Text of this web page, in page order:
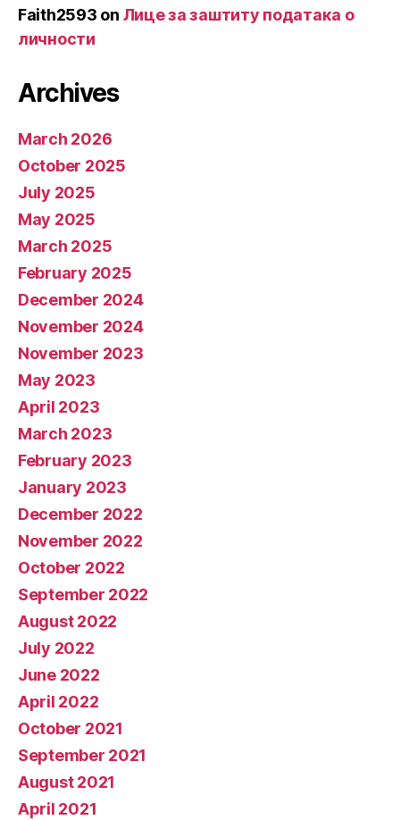
Faith2593 on Лице за заштиту података о
личности
Archives
March 2026
October 2025
July 2025
May 2025
March 2025
February 2025
December 2024
November 2024
November 2023
May 2023
April 2023
March 2023
February 2023
January 2023
December 2022
November 2022
October 2022
September 2022
August 2022
July 2022
June 2022
April 2022
October 2021
September 2021
August 2021
April 2021